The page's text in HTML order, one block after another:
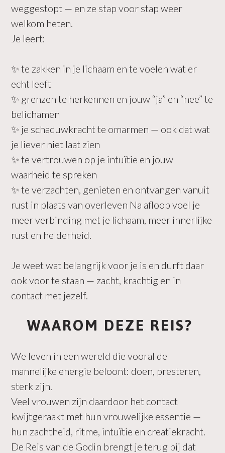
weggestopt — en ze stap voor stap weer
welkom heten.
Je leert:
✨ te zakken in je lichaam en te voelen wat er
echt leeft
✨ grenzen te herkennen en jouw “ja” en “nee” te
belichamen
✨ je schaduwkracht te omarmen — ook dat wat
je liever niet laat zien
✨ te vertrouwen op je intuïtie en jouw
waarheid te spreken
✨ te verzachten, genieten en ontvangen vanuit
rust in plaats van overleven Na afloop voel je
meer verbinding met je lichaam, meer innerlijke
rust en helderheid.
Je weet wat belangrijk voor je is en durft daar
ook voor te staan — zacht, krachtig en in
contact met jezelf.
WAAROM DEZE REIS?
We leven in een wereld die vooral de
mannelijke energie beloont: doen, presteren,
sterk zijn.
Veel vrouwen zijn daardoor het contact
kwijtgeraakt met hun vrouwelijke essentie —
hun zachtheid, ritme, intuïtie en creatiekracht.
De Reis van de Godin brengt je terug bij dat